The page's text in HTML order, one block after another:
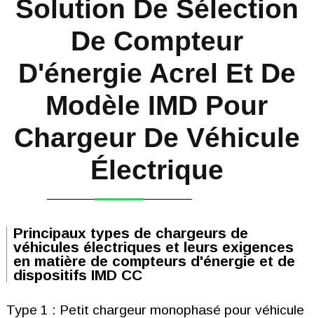
Solution De Sélection
De Compteur
D'énergie Acrel Et De
Modèle IMD Pour
Chargeur De Véhicule
Électrique
Principaux types de chargeurs de
véhicules électriques et leurs exigences
en matière de compteurs d'énergie et de
dispositifs IMD CC
Type 1 : Petit chargeur monophasé pour véhicule